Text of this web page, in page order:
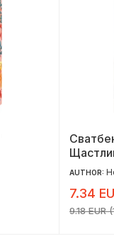
AUTHOR:
7.34
9.18 EUR